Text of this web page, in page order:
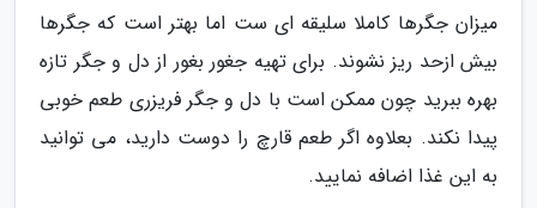
میزان جگرها کاملا سلیقه ای ست اما بهتر است که جگرها
بیش ازحد ریز نشوند. برای تهیه جغور بغور از دل و جگر تازه
بهره ببرید چون ممکن است با دل و جگر فریزری طعم خوبی
پیدا نکند. بعلاوه اگر طعم قارچ را دوست دارید، می توانید
به این غذا اضافه نمایید.